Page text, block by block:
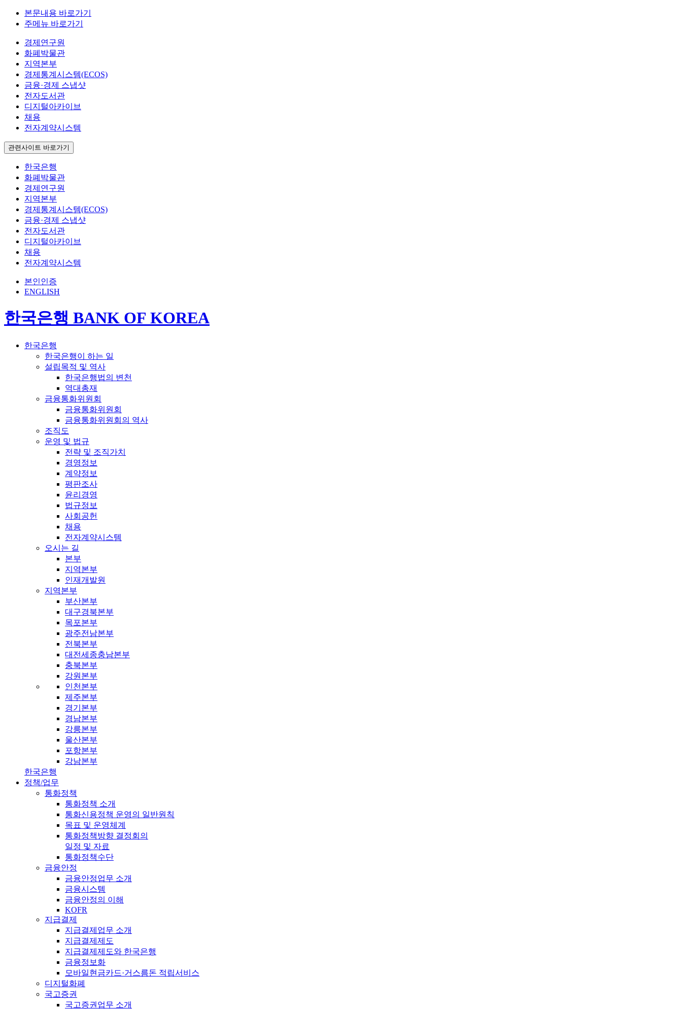
본문내용 바로가기
주메뉴 바로가기
경제연구원
화폐박물관
지역본부
경제통계시스템(ECOS)
금융·경제 스냅샷
전자도서관
디지털아카이브
채용
전자계약시스템
관련사이트 바로가기
한국은행
화폐박물관
경제연구원
지역본부
경제통계시스템(ECOS)
금융·경제 스냅샷
전자도서관
디지털아카이브
채용
전자계약시스템
본인인증
ENGLISH
한국은행 BANK OF KOREA
한국은행
한국은행이 하는 일
설립목적 및 역사
한국은행법의 변천
역대총재
금융통화위원회
금융통화위원회
금융통화위원회의 역사
조직도
운영 및 법규
전략 및 조직가치
경영정보
계약정보
평판조사
윤리경영
법규정보
사회공헌
채용
전자계약시스템
오시는 길
본부
지역본부
인재개발원
지역본부
부산본부
대구경북본부
목포본부
광주전남본부
전북본부
대전세종충남본부
충북본부
강원본부
인천본부
제주본부
경기본부
경남본부
강릉본부
울산본부
포항본부
강남본부
한국은행
정책/업무
통화정책
통화정책 소개
통화신용정책 운영의 일반원칙
목표 및 운영체계
통화정책방향 결정회의
일정 및 자료
통화정책수단
금융안정
금융안정업무 소개
금융시스템
금융안정의 이해
KOFR
지급결제
지급결제업무 소개
지급결제제도
지급결제제도와 한국은행
금융정보화
모바일현금카드·거스름돈 적립서비스
디지털화폐
국고증권
국고증권업무 소개